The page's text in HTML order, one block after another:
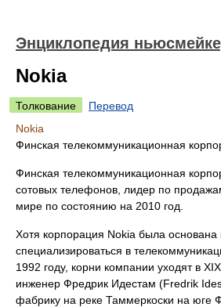
Энциклопедия
Nokia
Толкование
Перевод
Nokia
Финская телекоммуникационная
Финская телекоммуникационная
сотовых телефонов, лидер по
мире по состоянию на 2010 год.
Хотя корпорация Nokia была основана
специализироваться в
1992 году, корни компании уходят в
инженер Фредрик Идестам (Fredrik
фабрику на реке Таммеркоски на юге